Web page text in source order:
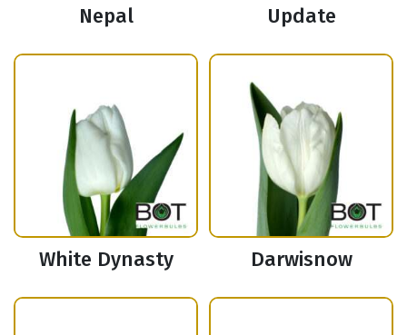
Nepal Update
White Dynasty Darwisnow